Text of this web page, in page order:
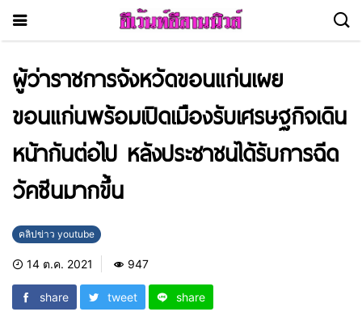
ผู้ว่าราชการจังหวัดขอนแก่นเผย
ขอนแก่นพร้อมเปิดเมืองรับเศรษฐกิจเดิน
หน้ากันต่อไป หลังประชาชนได้รับการฉีด
วัคซีนมากขึ้น
คลิปข่าว youtube
14 ต.ค. 2021 947
share tweet share